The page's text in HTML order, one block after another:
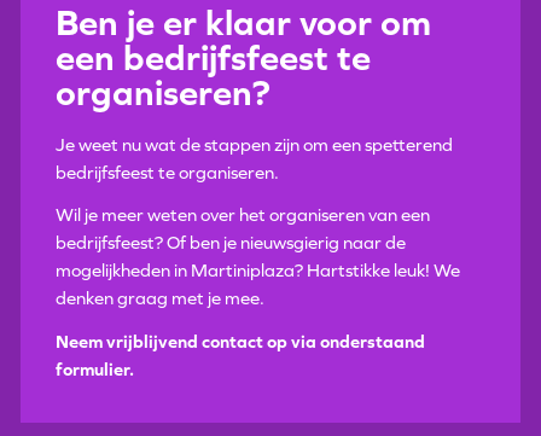
Ben je er klaar voor om
een bedrijfsfeest te
organiseren?
Je weet nu wat de stappen zijn om een spetterend
bedrijfsfeest te organiseren.
Wil je meer weten over het organiseren van een
bedrijfsfeest? Of ben je nieuwsgierig naar de
mogelijkheden in Martiniplaza? Hartstikke leuk! We
denken graag met je mee.
Neem vrijblijvend contact op via onderstaand
formulier.